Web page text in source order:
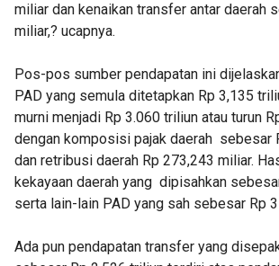
miliar dan kenaikan transfer antar daerah
miliar,? ucapnya.
Pos-pos sumber pendapatan ini
PAD yang semula ditetapkan Rp 3,135
murni menjadi Rp 3.060 triliun atau turun
dengan komposisi pajak daerah sebesar
dan retribusi daerah Rp 273,243 miliar.
kekayaan daerah yang dipisahkan
serta lain-lain PAD yang sah sebesar Rp
Ada pun pendapatan transfer yang